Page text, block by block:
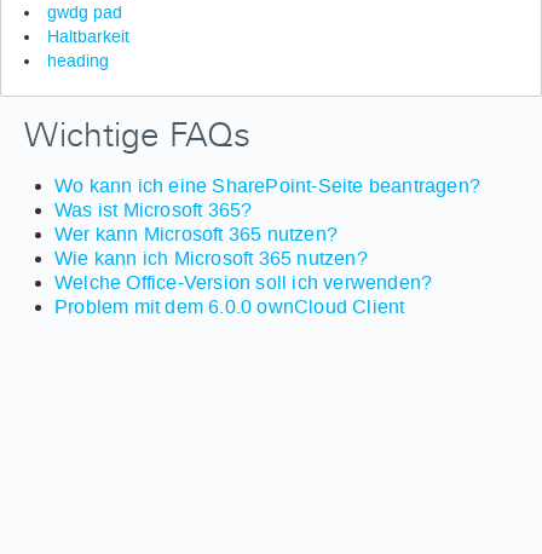
gwdg pad
Haltbarkeit
heading
Wichtige FAQs
Wo kann ich eine SharePoint-Seite beantragen?
Was ist Microsoft 365?
Wer kann Microsoft 365 nutzen?
Wie kann ich Microsoft 365 nutzen?
Welche Office-Version soll ich verwenden?
Problem mit dem 6.0.0 ownCloud Client